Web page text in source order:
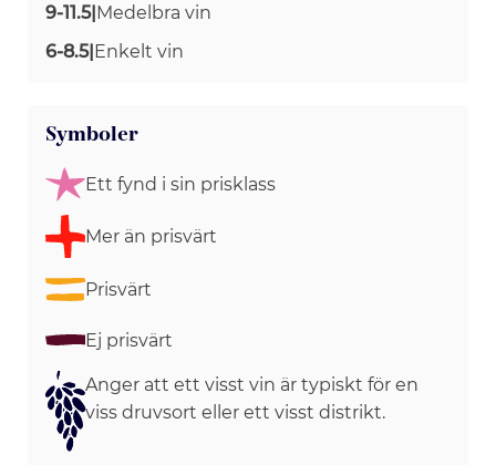
9-11.5| Medelbra vin
6-8.5| Enkelt vin
Symboler
Ett fynd i sin prisklass
Mer än prisvärt
Prisvärt
Ej prisvärt
Anger att ett visst vin är typiskt för en
viss druvsort eller ett visst distrikt.